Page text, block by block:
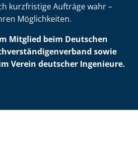
kurzfristige Aufträge wahr –
Möglichkeiten.
Mitglied beim Deutschen
sowie
Verein deutscher Ingenieure.